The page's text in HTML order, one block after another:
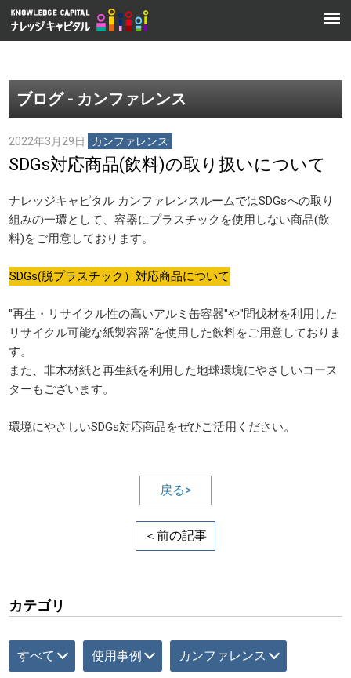
ブログ - カンファレンス
2022年3月29日 カンファレンス
SDGs対応商品(飲料)の取り扱いについて
ナレッジキャピタル カンファレンスルームではSDGsへの取り
組みの一環として、容器にプラスチックを使用しない商品(飲
料)をご用意しております。
SDGs(脱プラスチック）対応商品について
"再生・リサイクル性の高いアルミ缶容器"や"間伐材を利用した
リサイクル可能な紙製容器"を使用した飲料をご用意しておりま
す。
また、非木材紙と再生紙を利用した地球環境にやさしいコース
ターもございます。
環境にやさしいSDGs対応商品をぜひご活用ください。
戻る>
＜前の記事
カテゴリ
すべて 使用事例 カンファレンス